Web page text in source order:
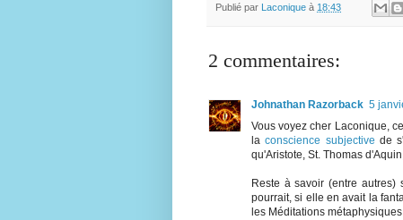
Publié par Laconique à 18:43
2 commentaires:
Johnathan Razorback 5
Vous voyez cher Laconique,
laconscience subjective de
qu'Aristote, St. Thomas
Reste à savoir (entre
pourrait, si elle en avait la
les Méditations